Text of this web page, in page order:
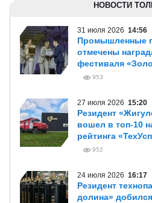
НОВОСТИ
31 июля 2026 14:56
Промышленные
отмечены
фестиваля
953
27 июля 2026 15:20
Резидент
вошел в топ-10
рейтинга
952
24 июля 2026 16:17
Резидент
долина»